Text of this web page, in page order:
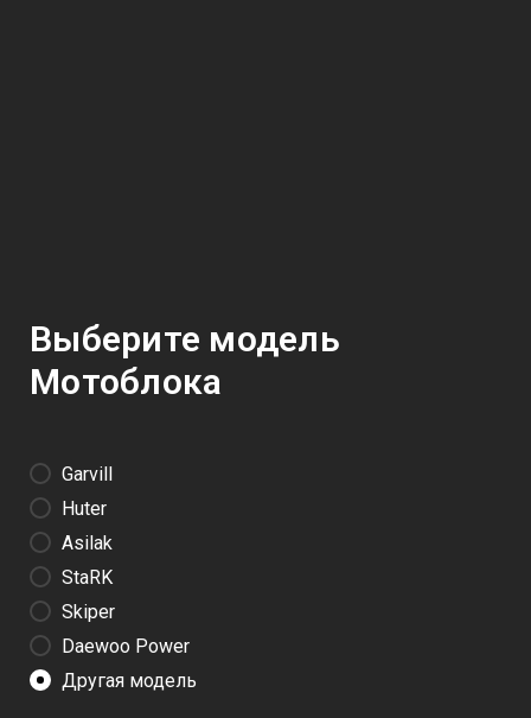
Выберите модель
Мотоблока
Garvill
Huter
Asilak
StaRK
Skiper
Daewoo Power
Другая модель